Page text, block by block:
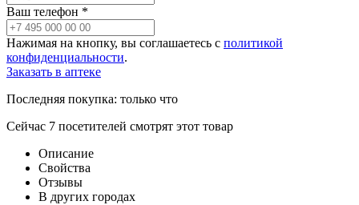
Ваш телефон *
Нажимая на кнопку, вы соглашаетесь с политикой
конфиденциальности.
Заказать в аптеке
Последняя покупка: только что
Сейчас 7 посетителей смотрят этот товар
Описание
Свойства
Отзывы
В других городах